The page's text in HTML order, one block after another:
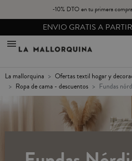
-10% DTO en tu primera
ENVIO GRATIS A
la mallorquina
ofertas textil hogar y
ropa de cama - descuentos
fundas